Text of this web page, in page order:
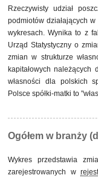
Rzeczywisty udział
podmiotów działających
wykresach. Wynika to z
Urząd Statystyczny o
zmian w strukturze
kapitałowych
własności dla polskich
Polsce spółki-matki to
Ogółem w branży
Wykres przedstawia
zarejestrowanych w